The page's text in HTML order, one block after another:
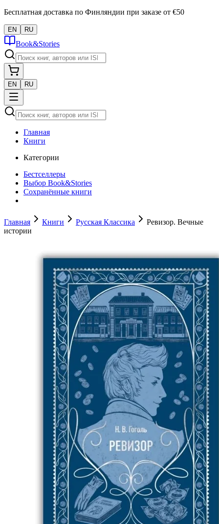
Бесплатная доставка по Финляндии при заказе от €50
EN RU
Book&Stories
EN RU
Главная
Книги
Категории
Бестселлеры
Выбор Book&Stories
Сохранённые книги
Главная Книги Русская Классика
Ревизор. Вечные
истории